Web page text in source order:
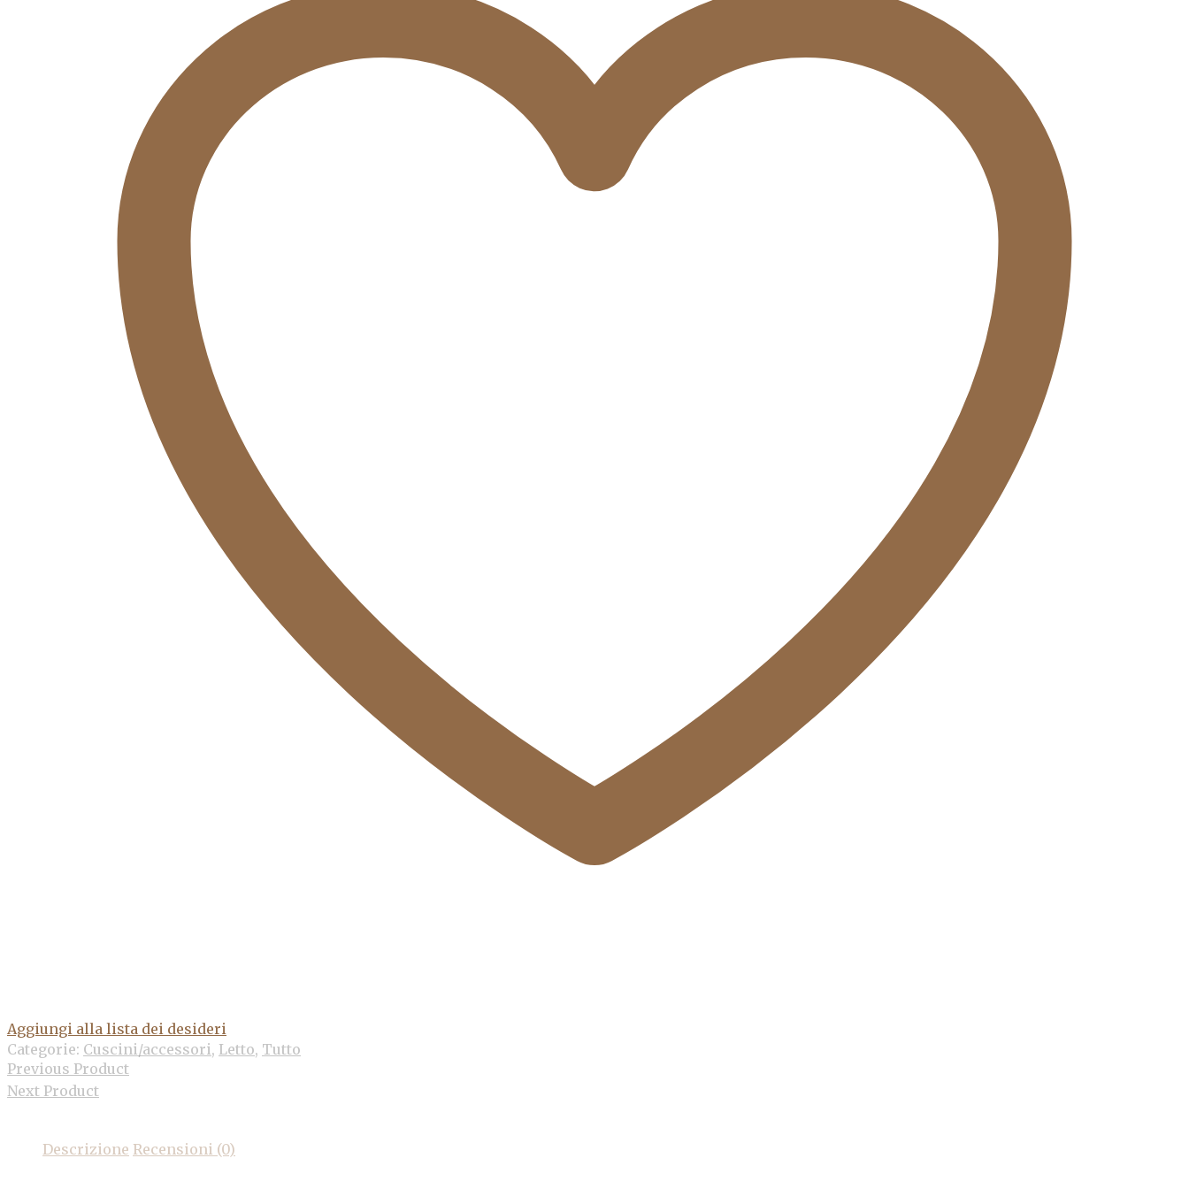
Aggiungi alla lista dei desideri
Categorie: Cuscini/accessori, Letto, Tutto
Previous Product
Next Product
Descrizione Recensioni (0)